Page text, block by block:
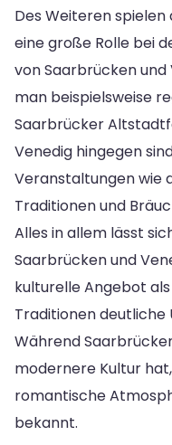
Des Weiteren
eine große Rolle bei
von Saarbrücken
man beispielsweise
Saarbrücker
Venedig hingegen
Veranstaltungen wie
Traditionen und
Alles in allem lässt
Saarbrücken und
kulturelle Angebot
Traditionen deutliche
Während
modernere Kultur
romantische
bekannt.